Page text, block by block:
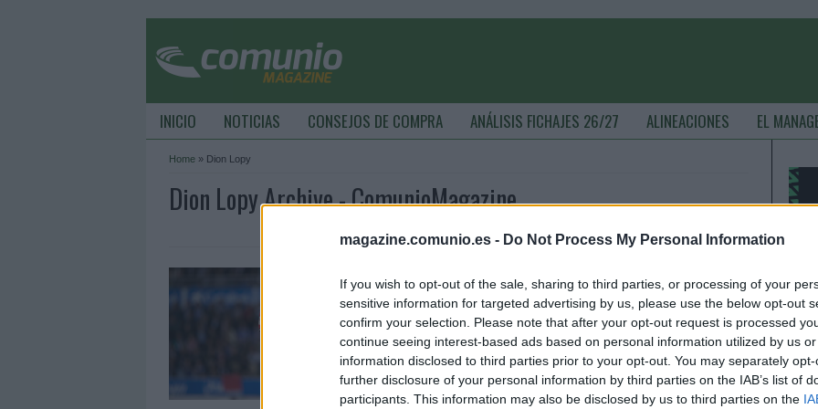
magazine.comunio.es - Do Not Process My Personal Information
If you wish to opt-out of the sale, sharing to third parties, or processing of your
sensitive information for targeted advertising by us, please use the below opt-out
confirm your selection. Please note that after your opt-out request is processed
continue seeing interest-based ads based on personal information utilized by us
information disclosed to third parties prior to your opt-out. You may separately
further disclosure of your personal information by third parties on the IAB’s list of
participants. This information may also be disclosed by us to third parties on the
INICIO NOTICIAS CONSEJOS DE COMPRA ANÁLISIS FICHAJES 26/27 ALINEACIONES EL
Home » Dion Lopy
Dion Lopy Archive - ComunioMagazine
Los sancionados de la jornada 29: ¿Quiénes suplirán a
Paredes & cía?
13. marzo 2024 PorJesus Gallo |
Once jugadores se perderán la jornada 29 de LaLiga 23/24 al
estar sancionados, entre ellos Aitor Paredes y Chimy Ávila.
¿Quiénes les reemplazarán en sus respectivos equipos?
Leer más »